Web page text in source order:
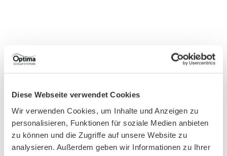
Diese Webseite verwendet Cookies
Wir verwenden Cookies, um Inhalte und Anzeigen zu
personalisieren, Funktionen für soziale Medien anbieten
zu können und die Zugriffe auf unsere Website zu
analysieren. Außerdem geben wir Informationen zu Ihrer